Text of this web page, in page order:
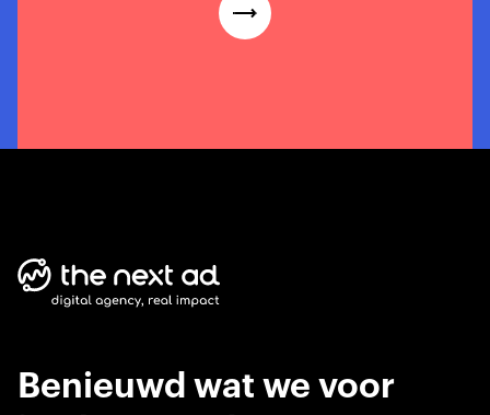
Benieuwd wat we voor